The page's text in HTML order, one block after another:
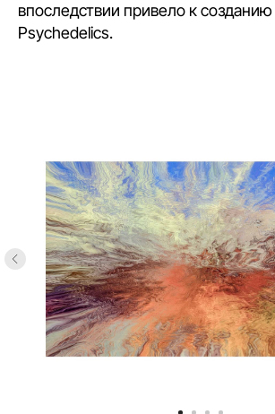
впоследствии привело к
Psychedelics.